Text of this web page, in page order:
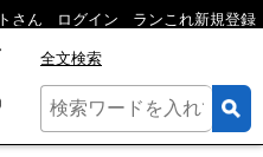
さん ログイン ランこれ新規登録
全文検索